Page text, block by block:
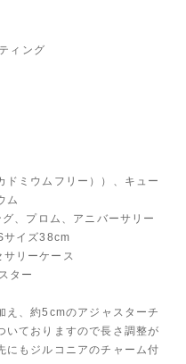
ィング
ドミウムフリー））、キュー
ム
、プロム、アニバーサリー
サイズ38cm
リーケース
ター
、約5cmのアジャスターチ
いておりますので長さ調整が
にもジルコニアのチャーム付